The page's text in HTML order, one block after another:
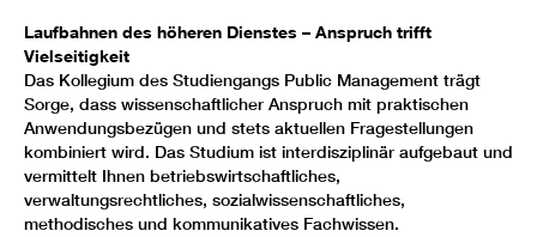
Laufbahnen des höheren Dienstes – Anspruch trifft
Vielseitigkeit
Das Kollegium des Studiengangs Public Management trägt
Sorge, dass wissenschaftlicher Anspruch mit praktischen
Anwendungsbezügen und stets aktuellen Fragestellungen
kombiniert wird. Das Studium ist interdisziplinär aufgebaut und
vermittelt Ihnen betriebswirtschaftliches,
verwaltungsrechtliches, sozialwissenschaftliches,
methodisches und kommunikatives Fachwissen.